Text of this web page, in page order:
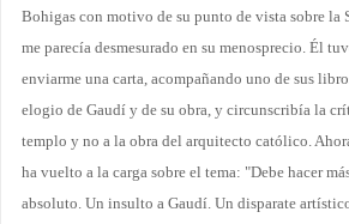
Bohigas con motivo de su punto de vista sobre la
me parecía desmesurado en su menosprecio. Él
enviarme una carta, acompañando uno de sus
elogio de Gaudí y de su obra, y circunscribía la
templo y no a la obra del arquitecto católico.
ha vuelto a la carga sobre el tema: "Debe hacer
absoluto. Un insulto a Gaudí. Un disparate